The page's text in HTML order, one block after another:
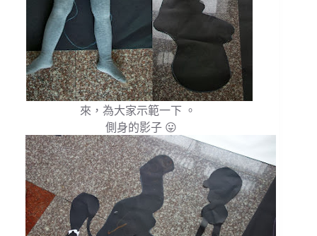
來，為大家示範一下 。
側身的影子 😛